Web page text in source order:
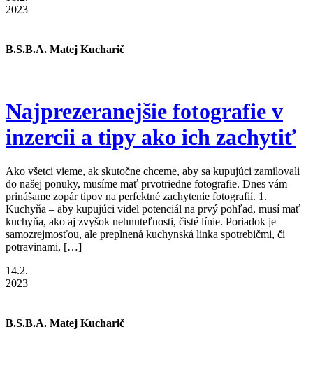
2023
B.S.B.A. Matej Kucharič
Najprezeranejšie fotografie v
inzercii a tipy ako ich zachytiť
Ako všetci vieme, ak skutočne chceme, aby sa kupujúci zamilovali
do našej ponuky, musíme mať prvotriedne fotografie. Dnes vám
prinášame zopár tipov na perfektné zachytenie fotografií. 1.
Kuchyňa – aby kupujúci videl potenciál na prvý pohľad, musí mať
kuchyňa, ako aj zvyšok nehnuteľnosti, čisté línie. Poriadok je
samozrejmosťou, ale preplnená kuchynská linka spotrebičmi, či
potravinami, […]
14.2.
2023
B.S.B.A. Matej Kucharič